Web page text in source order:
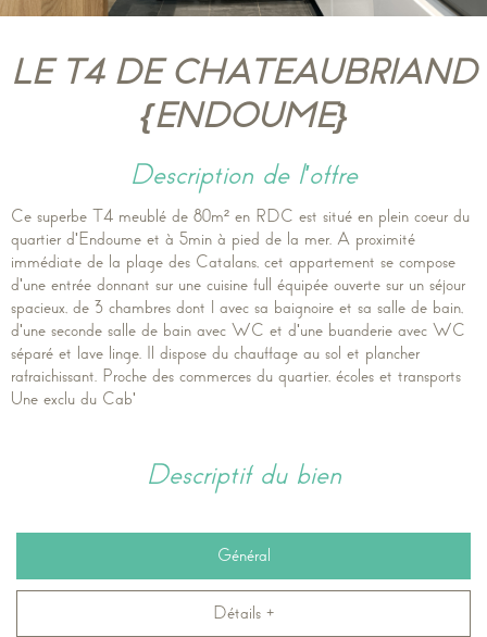
LE T4 DE CHATEAUBRIAND
{ENDOUME}
description de l'offre
Ce superbe T4 meublé de 80m² en RDC est situé en plein coeur du
quartier d'Endoume et à 5min à pied de la mer. A proximité
immédiate de la plage des Catalans, cet appartement se compose
d'une entrée donnant sur une cuisine full équipée ouverte sur un séjour
spacieux, de 3 chambres dont 1 avec sa baignoire et sa salle de bain,
d'une seconde salle de bain avec WC et d'une buanderie avec WC
séparé et lave linge. Il dispose du chauffage au sol et plancher
rafraichissant. Proche des commerces du quartier, écoles et transports
Une exclu du Cab'
descriptif du bien
Général
Détails +